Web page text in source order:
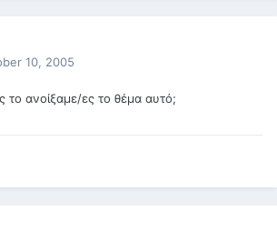
10, 2005
το ανοίξαμε/ες το θέμα αυτό;